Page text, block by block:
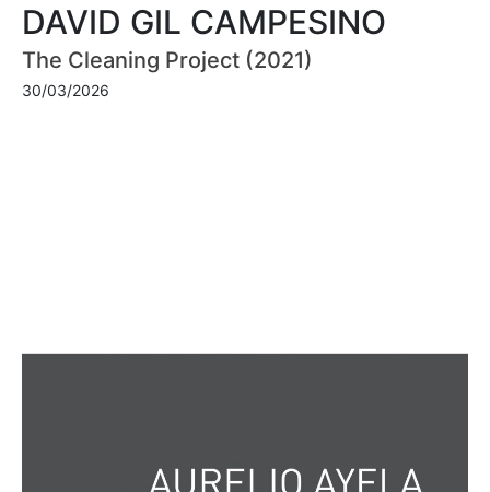
DAVID GIL CAMPESINO
The Cleaning Project (2021)
30/03/2026